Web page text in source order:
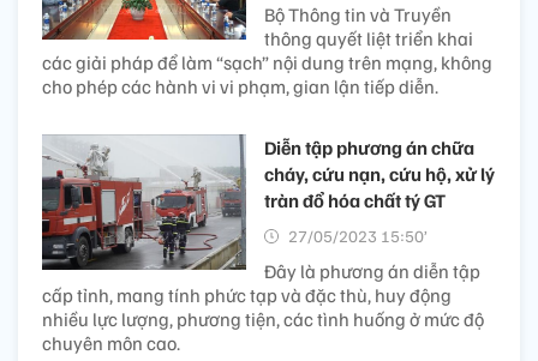
Bộ Thông tin và Truyền
thông quyết liệt triển khai
các giải pháp để làm “sạch” nội dung trên mạng, không
cho phép các hành vi vi phạm, gian lận tiếp diễn.
Diễn tập phương án chữa
cháy, cứu nạn, cứu hộ, xử lý
tràn đổ hóa chất tý GT
27/05/2023 15:50’
Đây là phương án diễn tập
cấp tỉnh, mang tính phức tạp và đặc thù, huy động
nhiều lực lượng, phương tiện, các tình huống ở mức độ
chuyên môn cao.